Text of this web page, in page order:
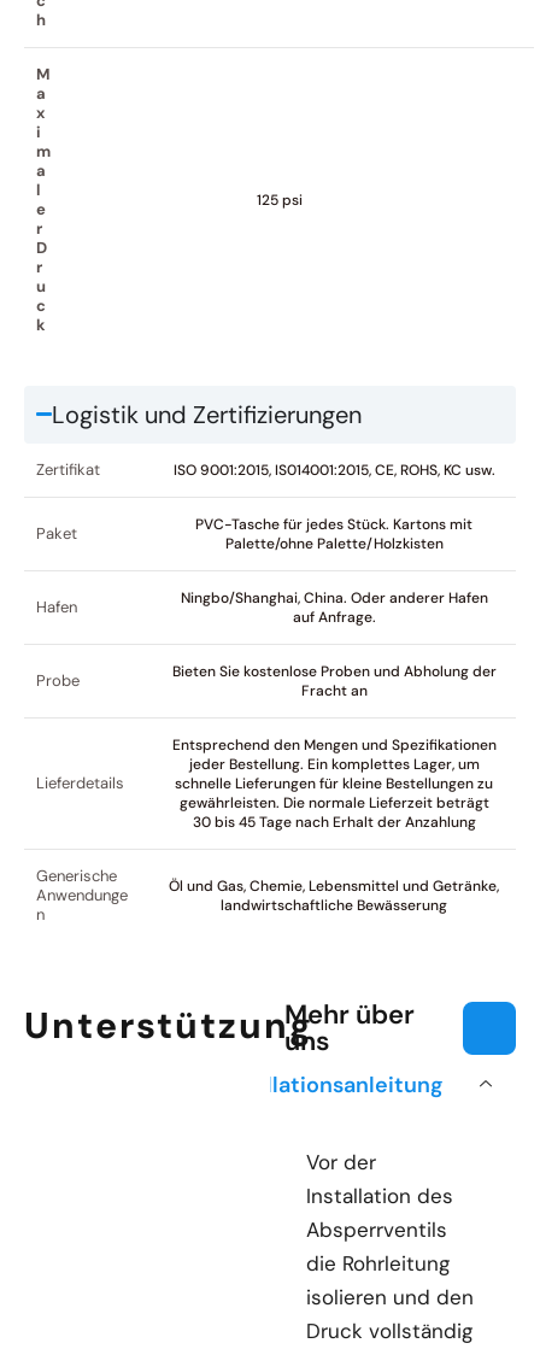
h
M
a
x
i
m
a
l
e
r
D
r
u
c
k
125 psi
Logistik und Zertifizierungen
Zertifikat ISO 9001:2015, IS014001:2015, CE, ROHS, KC usw.
Paket
PVC-Tasche für jedes Stück. Kartons mit
Palette/ohne Palette/Holzkisten
Hafen
Ningbo/Shanghai, China. Oder anderer Hafen
auf Anfrage.
Probe
Bieten Sie kostenlose Proben und Abholung der
Fracht an
Lieferdetails
Entsprechend den Mengen und Spezifikationen
jeder Bestellung. Ein komplettes Lager, um
schnelle Lieferungen für kleine Bestellungen zu
gewährleisten. Die normale Lieferzeit beträgt
30 bis 45 Tage nach Erhalt der Anzahlung
Generische
Anwendunge
n
Öl und Gas, Chemie, Lebensmittel und Getränke,
landwirtschaftliche Bewässerung
UnterstützungMehr über
uns
Installationsanleitung
Vor der
Installation des
Absperrventils
die Rohrleitung
isolieren und den
Druck vollständig